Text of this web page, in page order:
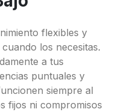
flexibles y
los necesitas.
a tus
puntuales y
siempre al
fijos ni compromisos